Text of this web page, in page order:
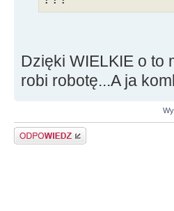
Dzięki WIELKIE o to
robi robotę...A ja
Odpowiedz